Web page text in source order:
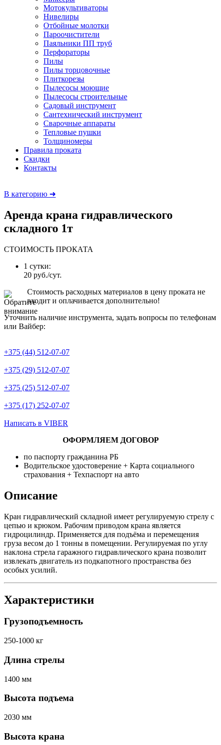
Мотокультиваторы
Нивелиры
Отбойные молотки
Пароочистители
Паяльники ПП труб
Перфораторы
Пилы
Пилы торцовочные
Плиткорезы
Пылесосы моющие
Пылесосы строительные
Садовый инструмент
Сантехнический инструмент
Сварочные аппараты
Тепловые пушки
Толщиномеры
Правила проката
Скидки
Контакты
В категорию ➜
Аренда крана гидравлического
складного 1т
СТОИМОСТЬ ПРОКАТА
1 сутки:
20 руб./сут.
Стоимость расходных материалов в цену проката не
входит и оплачивается дополнительно!
Уточнить наличие инструмента, задать вопросы по телефонам
или Вайбер:
+375 (44) 512-07-07
+375 (29) 512-07-07
+375 (25) 512-07-07
+375 (17) 252-07-07
Написать в VIBER
ОФОРМЛЯЕМ ДОГОВОР
по паспорту гражданина РБ
Водительское удостоверение + Карта социального
страхования + Техпаспорт на авто
Описание
Кран гидравлический складной имеет регулируемую стрелу с
цепью и крюком. Рабочим приводом крана является
гидроцилиндр. Применяется для подъёма и перемещения
груза весом до 1 тонны в помещении. Регулируемая по углу
наклона стрела гаражного гидравлического крана позволит
извлекать двигатель из подкапотного пространства без
особых усилий.
Характеристики
Грузоподъемность
250-1000 кг
Длина стрелы
1400 мм
Высота подъема
2030 мм
Высота крана